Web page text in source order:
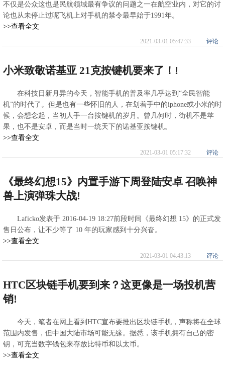
不仅是公众这也是民航领域最有争议的问题之一在航空业内，对它的讨
论也从未停止过呢飞机上对手机的禁令最早始于1991年。
>>查看全文
2021-03-01 05:47:33 评论
小米致敬诺基亚 21克按键机要来了！!
在科技日新月异的今天，智能手机的普及率几乎达到“全民智能
机”的时代了。但是也有一些怀旧的人，在划着手中的iphone或小米的时
候，会想念起，当初人手一台按键机的岁月。曾几何时，街机不是苹
果，也不是安卓，而是当时一统天下的诺基亚按键机。
>>查看全文
2021-03-01 05:17:32 评论
《最终幻想15》内置手游下周登陆安卓 召唤神
兽上演弹珠大战!
Laficko发表于 2016-04-19 18:27前段时间《最终幻想 15》的正式发
售日公布，让不少等了 10 年的玩家感到十分兴奋。
>>查看全文
2021-03-01 04:43:13 评论
HTC区块链手机要到来？这更像是一场投机营
销!
今天，笔者在网上看到HTC宣布要推出区块链手机，声称将在全球
范围内发售，但中国大陆市场可能无缘。据悉，该手机拥有自己的密
钥，可充当数字钱包来存放比特币和以太币。
>>查看全文